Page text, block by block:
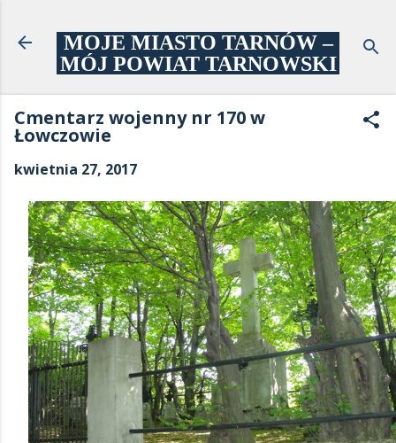
MOJE MIASTO TARNÓW –
MÓJ POWIAT TARNOWSKI
Cmentarz wojenny nr 170 w
Łowczowie
kwietnia 27, 2017